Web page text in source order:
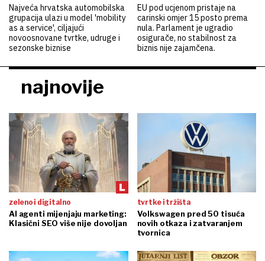
Najveća hrvatska automobilska
grupacija ulazi u model 'mobility
as a service', ciljajući
novoosnovane tvrtke, udruge i
sezonske biznise
EU pod ucjenom pristaje na
carinski omjer 15 posto prema
nula. Parlament je ugradio
osigurače, no stabilnost za
biznis nije zajamčena.
najnovije
zeleno i digitalno
AI agenti mijenjaju marketing:
Klasični SEO više nije dovoljan
tvrtke i tržišta
Volkswagen pred 50 tisuća
novih otkaza i zatvaranjem
tvornica